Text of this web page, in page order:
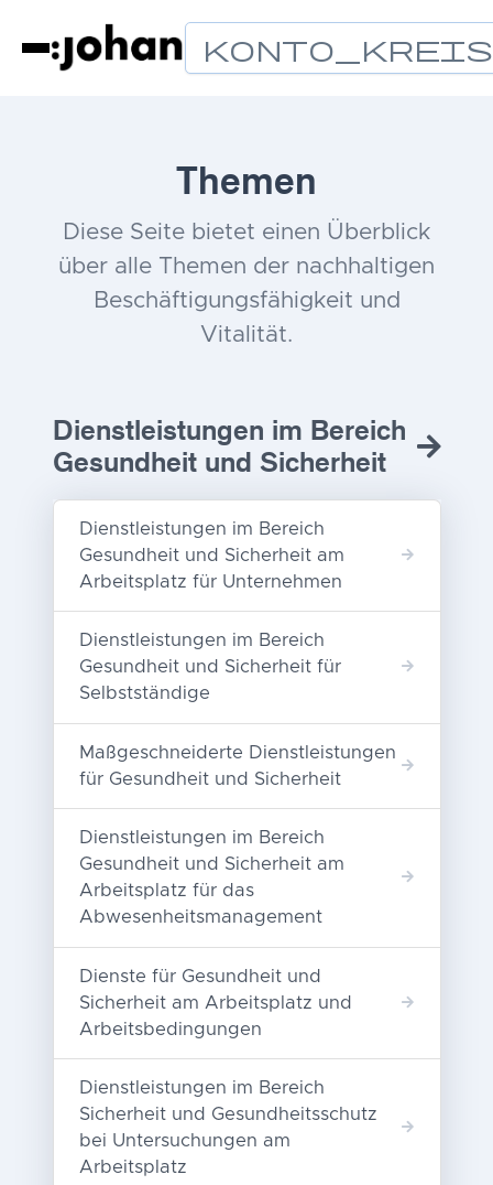
Konto_Kreis
Themen
Diese Seite bietet einen Überblick
über alle Themen der nachhaltigen
Beschäftigungsfähigkeit und
Vitalität.
Dienstleistungen im Bereich
Gesundheit und Sicherheit
Dienstleistungen im Bereich
Gesundheit und Sicherheit am
Arbeitsplatz für Unternehmen
Dienstleistungen im Bereich
Gesundheit und Sicherheit für
Selbstständige
Maßgeschneiderte Dienstleistungen
für Gesundheit und Sicherheit
Dienstleistungen im Bereich
Gesundheit und Sicherheit am
Arbeitsplatz für das
Abwesenheitsmanagement
Dienste für Gesundheit und
Sicherheit am Arbeitsplatz und
Arbeitsbedingungen
Dienstleistungen im Bereich
Sicherheit und Gesundheitsschutz
bei Untersuchungen am
Arbeitsplatz